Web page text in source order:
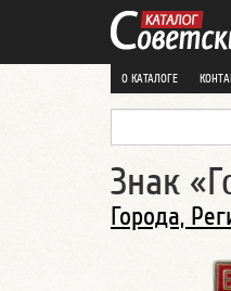
О КАТАЛОГЕ
Знак
Города,